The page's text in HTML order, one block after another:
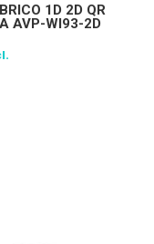
1D 2D QR
AVP-WI93-2D